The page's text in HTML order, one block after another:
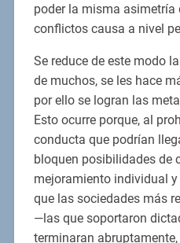
poder la misma asimetría
conflictos causa a nivel
Se reduce de este modo
de muchos, se les hace
por ello se logran las
Esto ocurre porque, al
conducta que podrían
bloquen posibilidades de
mejoramiento individual
que las sociedades más
—las que soportaron
terminaran